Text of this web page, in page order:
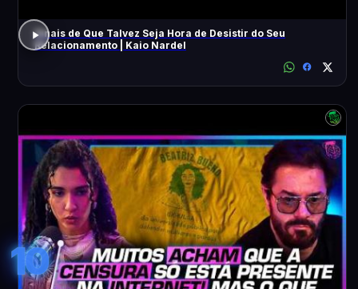
Sinais de Que Talvez Seja Hora de Desistir do Seu
Relacionamento | Kaio Nardel
10